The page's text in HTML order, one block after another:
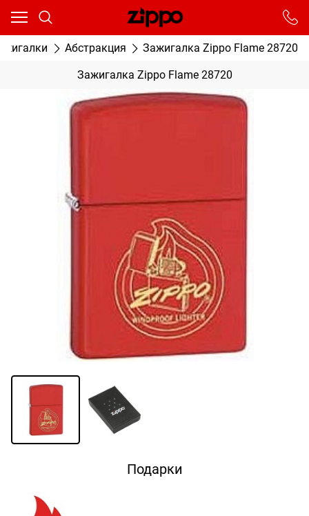
Абстракция Зажигалка Zippo Flame 28720
Зажигалка Zippo Flame 28720
Подарки
Ваш город - Москва,
От выбранного города зависят сроки доставки